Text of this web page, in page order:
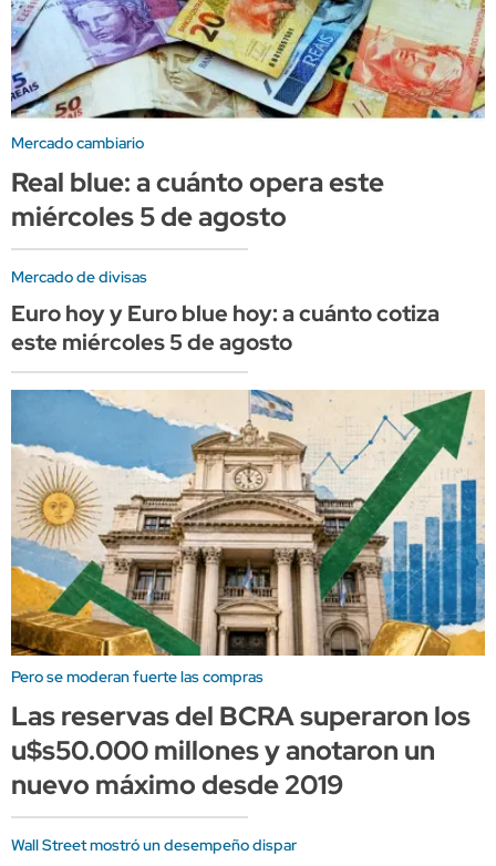
Mercado cambiario
Real blue: a cuánto opera este
miércoles 5 de agosto
Mercado de divisas
Euro hoy y Euro blue hoy: a cuánto cotiza
este miércoles 5 de agosto
Pero se moderan fuerte las compras
Las reservas del BCRA superaron los
u$s50.000 millones y anotaron un
nuevo máximo desde 2019
Wall Street mostró un desempeño dispar